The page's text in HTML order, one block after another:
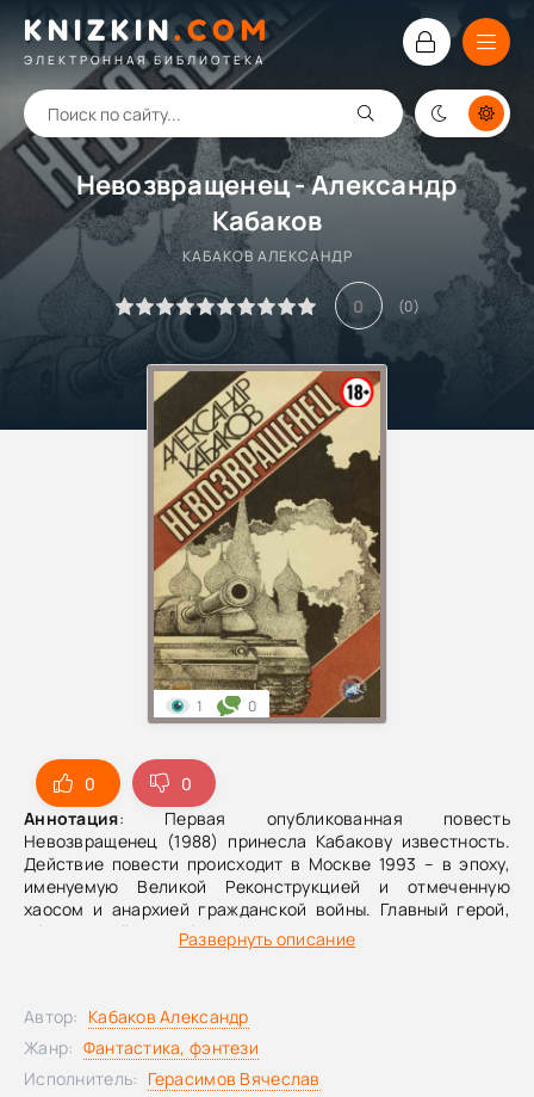
KNIZKIN.COM
ЭЛЕКТРОННАЯ БИБЛИОТЕКА
Невозвращенец - Александр
Кабаков
КАБАКОВ АЛЕКСАНДР
0 (0)
0
0
Аннотация: Первая опубликованная повесть
Невозвращенец (1988) принесла Кабакову известность.
Действие повести происходит в Москве 1993 – в эпоху,
именуемую Великой Реконструкцией и отмеченную
хаосом и анархией гражданской войны. Главный герой,
обладающий способностью путешествовать во времени,
оказывается перед нелегким выбором: жить в кошмарном
сиюминутности, поэтому она и сегодня читается с
интересом. Кстати, многое из того, что с нами случилось
за эти годы, было потрясающе точно угадано писателем.
Развернуть описание
1 0
Автор: Кабаков Александр
Жанр: Фантастика, фэнтези
Исполнитель: Герасимов Вячеслав